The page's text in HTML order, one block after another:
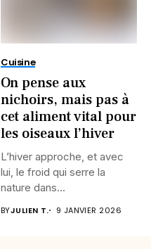
Cuisine
On pense aux
nichoirs, mais pas à
cet aliment vital pour
les oiseaux l’hiver
L’hiver approche, et avec
lui, le froid qui serre la
nature dans...
BYJULIEN T. 9 JANVIER 2026